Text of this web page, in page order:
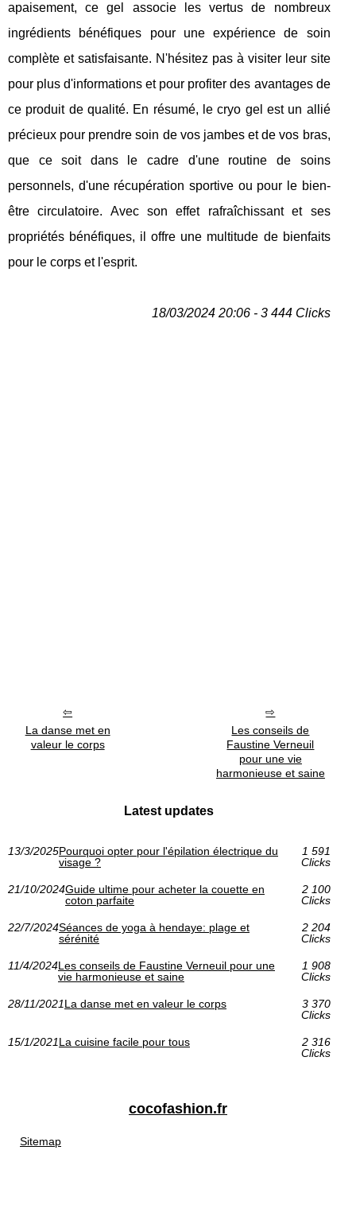
apaisement, ce gel associe les vertus de nombreux
ingrédients bénéfiques pour une expérience de soin
complète et satisfaisante. N'hésitez pas à visiter leur site
pour plus d'informations et pour profiter des avantages de
ce produit de qualité. En résumé, le cryo gel est un allié
précieux pour prendre soin de vos jambes et de vos bras,
que ce soit dans le cadre d'une routine de soins
personnels, d'une récupération sportive ou pour le bien-
être circulatoire. Avec son effet rafraîchissant et ses
propriétés bénéfiques, il offre une multitude de bienfaits
pour le corps et l'esprit.
18/03/2024 20:06 - 3 444 Clicks
La danse met en
valeur le corps
Les conseils de
Faustine Verneuil
pour une vie
harmonieuse et saine
Latest updates
13/3/2025Pourquoi opter pour l'épilation électrique du
visage ?
1 591
Clicks
21/10/2024Guide ultime pour acheter la couette en
coton parfaite
2 100
Clicks
22/7/2024Séances de yoga à hendaye: plage et
sérénité
2 204
Clicks
11/4/2024Les conseils de Faustine Verneuil pour une
vie harmonieuse et saine
1 908
Clicks
28/11/2021La danse met en valeur le corps
3 370
Clicks
15/1/2021La cuisine facile pour tous
2 316
Clicks
cocofashion.fr
Sitemap